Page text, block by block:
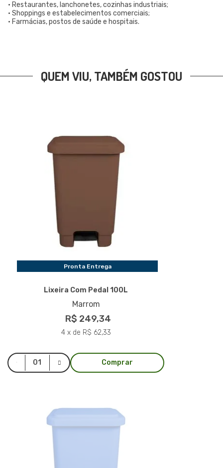
• Restaurantes, lanchonetes, cozinhas industriais;
• Shoppings e estabelecimentos comerciais;
• Farmácias, postos de saúde e hospitais.
QUEM VIU, TAMBÉM GOSTOU
Pronta Entrega
Lixeira Com Pedal 100L
Marrom
R$ 249,34
4 x de R$ 62,33
Comprar